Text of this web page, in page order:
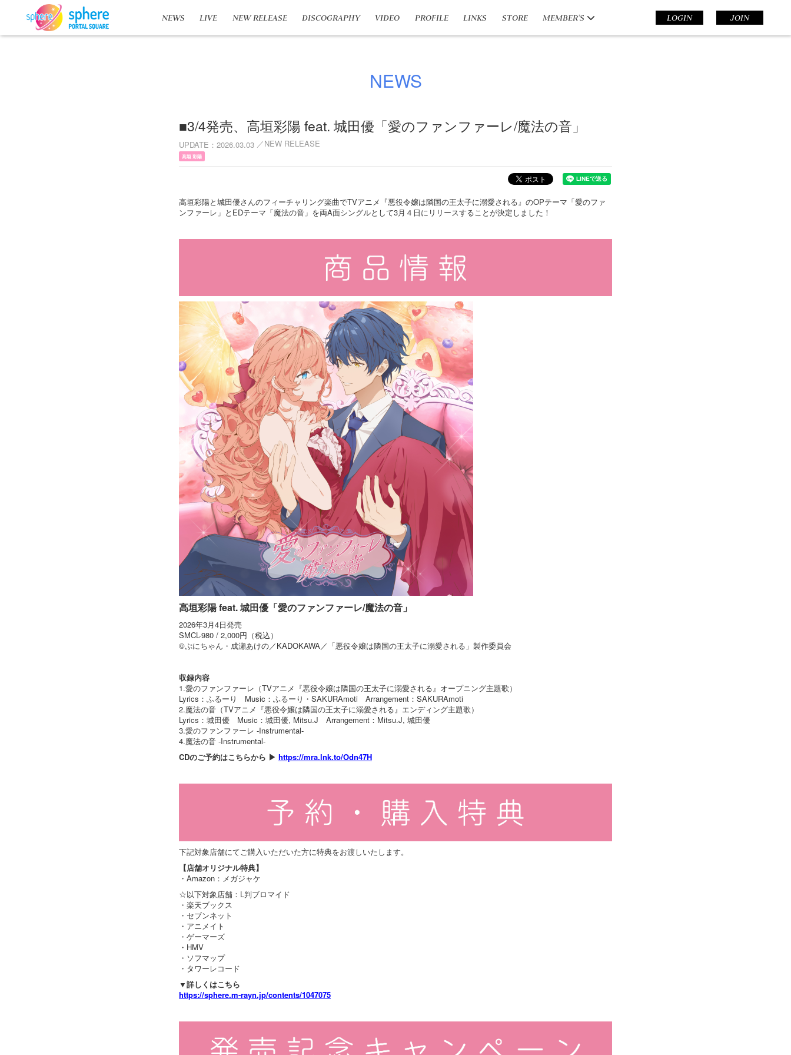
NEWS LIVE NEW RELEASE DISCOGRAPHY VIDEO PROFILE LINKS STORE MEMBER’S LOGIN JOIN
NEWS
■3/4発売、高垣彩陽 feat. 城田優「愛のファンファーレ/魔法の音」
UPDATE 2026.03.03 NEW RELEASE
高垣 彩陽
高垣彩陽と城田優さんのフィーチャリング楽曲でTVアニメ『悪役令嬢は隣国の王太子に溺愛される』のOPテーマ「愛のファ
ンファーレ」とEDテーマ「魔法の音」を両A面シングルとして3月４日にリリースすることが決定しました！
高垣彩陽 feat. 城田優「愛のファンファーレ/魔法の音」
2026年3月4日発売
SMCL-980 / 2,000円（税込）
©ぷにちゃん・成瀬あけの／KADOKAWA／「悪役令嬢は隣国の王太子に溺愛される」製作委員会
収録内容
1.愛のファンファーレ（TVアニメ『悪役令嬢は隣国の王太子に溺愛される』オープニング主題歌）
Lyrics：ふるーり Music：ふるーり・SAKURAmoti Arrangement：SAKURAmoti
2.魔法の音（TVアニメ『悪役令嬢は隣国の王太子に溺愛される』エンディング主題歌）
Lyrics：城田優 Music：城田優, Mitsu.J Arrangement：Mitsu.J, 城田優
3.愛のファンファーレ -Instrumental-
4.魔法の音 -Instrumental-
CDのご予約はこちらから ▶ https://mra.lnk.to/Odn47H
下記対象店舗にてご購入いただいた方に特典をお渡しいたします。
【店舗オリジナル特典】
・Amazon：メガジャケ
☆以下対象店舗：L判ブロマイド
・楽天ブックス
・セブンネット
・アニメイト
・ゲーマーズ
・HMV
・ソフマップ
・タワーレコード
▼詳しくはこちら
https://sphere.m-rayn.jp/contents/1047075